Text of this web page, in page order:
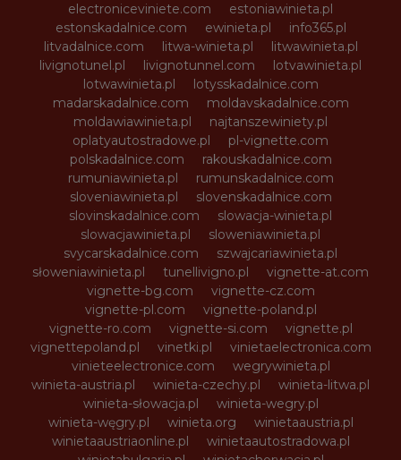
electroniceviniete.com
estoniawinieta.pl
estonskadalnice.com
ewinieta.pl
info365.pl
litvadalnice.com
litwa-winieta.pl
litwawinieta.pl
livignotunel.pl
livignotunnel.com
lotvawinieta.pl
lotwawinieta.pl
lotysskadalnice.com
madarskadalnice.com
moldavskadalnice.com
moldawiawinieta.pl
najtanszewiniety.pl
oplatyautostradowe.pl
pl-vignette.com
polskadalnice.com
rakouskadalnice.com
rumuniawinieta.pl
rumunskadalnice.com
sloveniawinieta.pl
slovenskadalnice.com
slovinskadalnice.com
slowacja-winieta.pl
slowacjawinieta.pl
sloweniawinieta.pl
svycarskadalnice.com
szwajcariawinieta.pl
słoweniawinieta.pl
tunellivigno.pl
vignette-at.com
vignette-bg.com
vignette-cz.com
vignette-pl.com
vignette-poland.pl
vignette-ro.com
vignette-si.com
vignette.pl
vignettepoland.pl
vinetki.pl
vinietaelectronica.com
vinieteelectronice.com
wegrywinieta.pl
winieta-austria.pl
winieta-czechy.pl
winieta-litwa.pl
winieta-słowacja.pl
winieta-wegry.pl
winieta-węgry.pl
winieta.org
winietaaustria.pl
winietaaustriaonline.pl
winietaautostradowa.pl